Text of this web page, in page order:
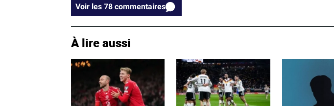
Voir les 78 commentaires
À lire aussi